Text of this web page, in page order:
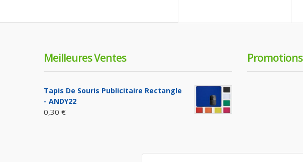
Meilleures Ventes
Tapis De Souris Publicitaire Rectangle
- ANDY22
0,30 €
Promotions